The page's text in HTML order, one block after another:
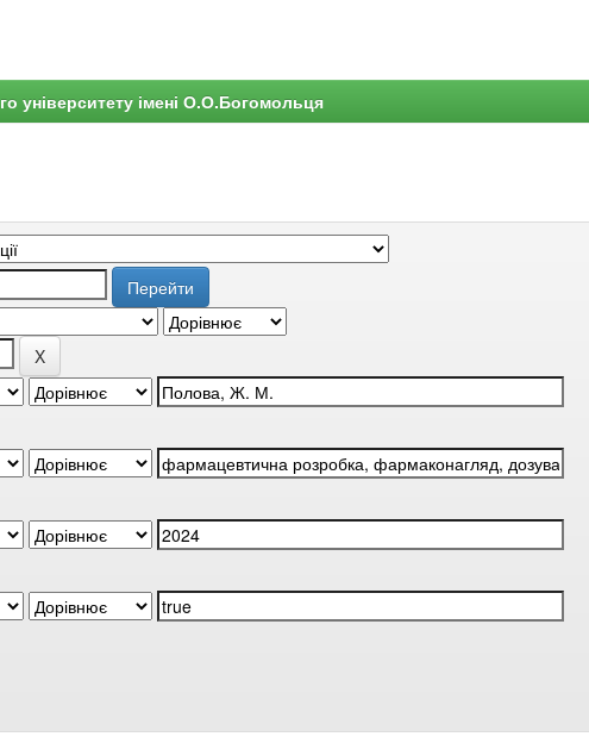
університету імені О.О.Богомольця